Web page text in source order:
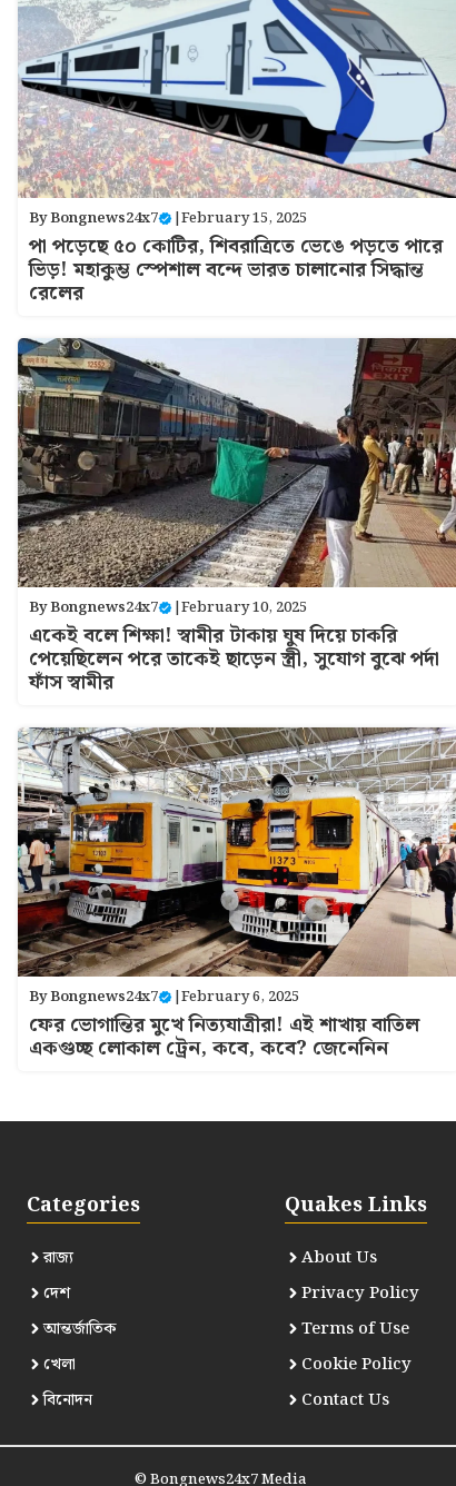
ByBongnews24x7 |February 15, 2025
পা পড়েছে ৫০ কোটির, শিবরাত্রিতে ভেঙে পড়তে পারে
ভিড়! মহাকুম্ভ স্পেশাল বন্দে ভারত চালানোর সিদ্ধান্ত
রেলের
ByBongnews24x7 |February 10, 2025
একেই বলে শিক্ষা! স্বামীর টাকায় ঘুষ দিয়ে চাকরি
পেয়েছিলেন পরে তাকেই ছাড়েন স্ত্রী, সুযোগ বুঝে পর্দা
ফাঁস স্বামীর
ByBongnews24x7 |February 6, 2025
ফের ভোগান্তির মুখে নিত্যযাত্রীরা! এই শাখায় বাতিল
একগুচ্ছ লোকাল ট্রেন, কবে, কবে? জেনেনিন
Categories
রাজ্য
দেশ
আন্তর্জাতিক
খেলা
বিনোদন
Quakes Links
About Us
Privacy Policy
Terms of Use
Cookie Policy
Contact Us
©Bongnews24x7 Media